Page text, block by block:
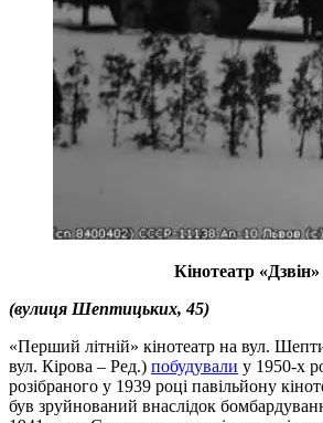
Кінотеатр «Дзвін»
(вулиця Шептицьких, 45)
«Перший літній» кінотеатр на вул.
вул. Кірова – Ред.) побудували у 1950-х
розібраного у 1939 році павільйону
був зруйнований внаслідок